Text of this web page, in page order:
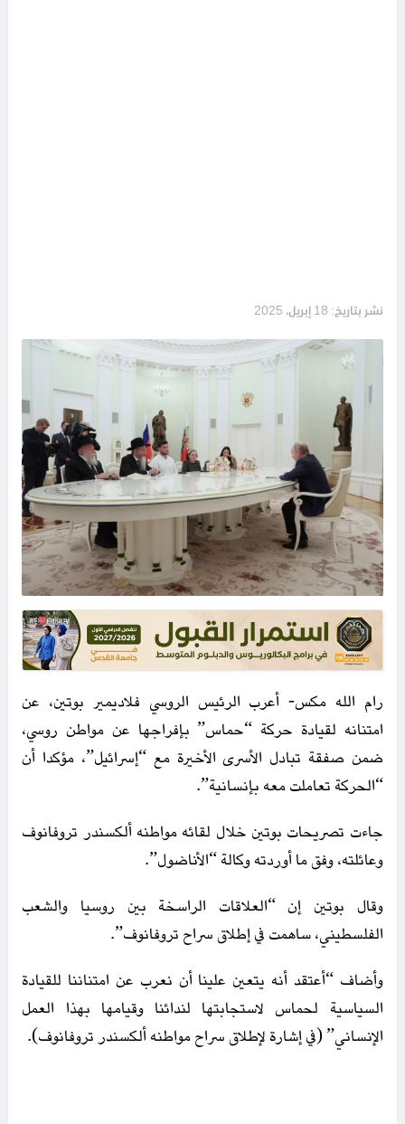
نشر بتاريخ: 18 إبريل، 2025
رام الله مكس- أعرب الرئيس الروسي فلاديمير بوتين، عن
امتنانه لقيادة حركة “حماس” بإفراجها عن مواطن روسي،
ضمن صفقة تبادل الأسرى الأخيرة مع “إسرائيل”، مؤكدا أن
“الحركة تعاملت معه بإنسانية”.
جاءت تصريحات بوتين خلال لقائه مواطنه ألكسندر تروفانوف
وعائلته، وفق ما أوردته وكالة “الأناضول”.
وقال بوتين إن “العلاقات الراسخة بين روسيا والشعب
الفلسطيني، ساهمت في إطلاق سراح تروفانوف”.
وأضاف “أعتقد أنه يتعين علينا أن نعرب عن امتناننا للقيادة
السياسية لحماس لاستجابتها لندائنا وقيامها بهذا العمل
الإنساني” (في إشارة لإطلاق سراح مواطنه ألكسندر تروفانوف).